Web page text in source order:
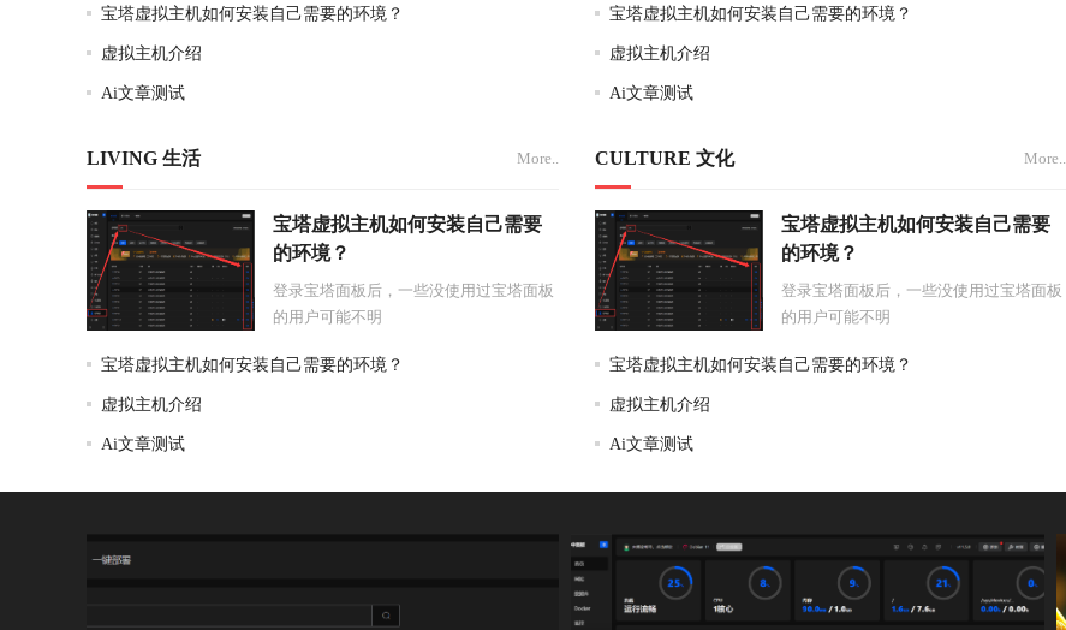
宝塔虚拟主机如何安装自己需要的环境？
虚拟主机介绍
Ai文章测试
LIVING 生活 More..
宝塔虚拟主机如何安装自己需要
的环境？
登录宝塔面板后，一些没使用过宝塔面板
的用户可能不明
宝塔虚拟主机如何安装自己需要的环境？
虚拟主机介绍
Ai文章测试
宝塔虚拟主机如何安装自己需要的环境？
虚拟主机介绍
Ai文章测试
CULTURE 文化 More..
宝塔虚拟主机如何安装自己需要
的环境？
登录宝塔面板后，一些没使用过宝塔面板
的用户可能不明
宝塔虚拟主机如何安装自己需要的环境？
虚拟主机介绍
Ai文章测试